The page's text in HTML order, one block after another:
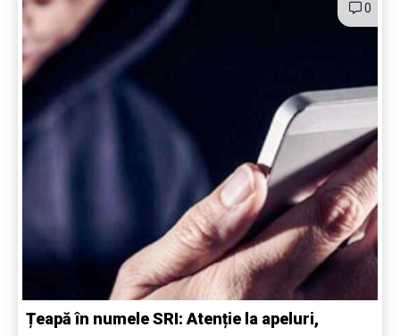
0
Țeapă în numele SRI: Atenție la apeluri,